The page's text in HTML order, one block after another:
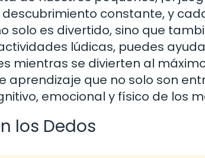
constante, y
solo es divertido, sino que
lúdicas, puedes
mientras se divierten al
aprendizaje que no solo son
emocional y físico de los
los Dedos